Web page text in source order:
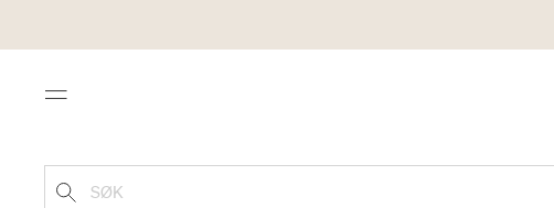
Menu
SØK